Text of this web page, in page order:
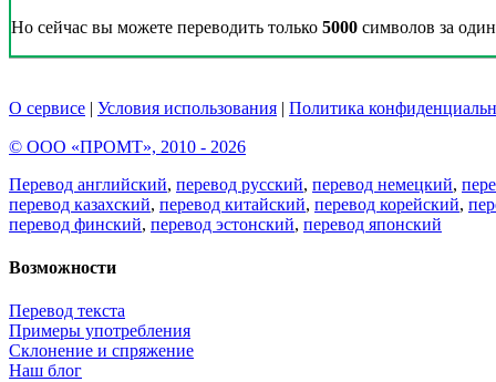
Но сейчас вы можете переводить только 5000 символов за
О сервисе | Условия использования | Политика
© ООО «ПРОМТ», 2010 - 2026
Перевод английский, перевод русский, перевод немецкий,
перевод казахский, перевод китайский, перевод корейский,
перевод финский, перевод эстонский, перевод японский
Возможности
Перевод текста
Примеры употребления
Склонение и спряжение
Наш блог